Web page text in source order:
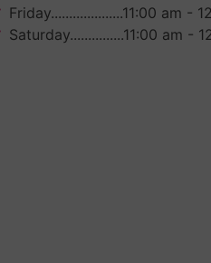
Friday....................11:00 am -
Saturday...............11:00 am -